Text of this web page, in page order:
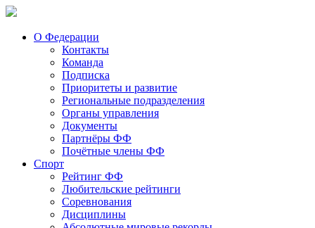
О Федерации
Контакты
Команда
Подписка
Приоритеты и развитие
Региональные подразделения
Органы управления
Документы
Партнёры ФФ
Почётные члены ФФ
Спорт
Рейтинг ФФ
Любительские рейтинги
Соревнования
Дисциплины